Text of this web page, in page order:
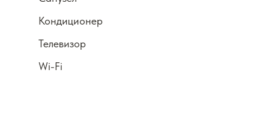
Телевизор
Wi-Fi
Кондиционер